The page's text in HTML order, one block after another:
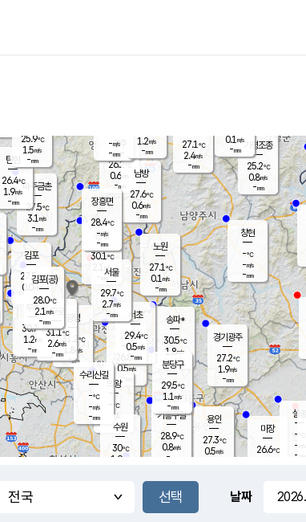
양주
26.2℃
0.6
-mm
과천
26.8℃
0.5m/s
- mm
-mm
용인
27.3℃
0.5m/s
경기광주
27.2℃
1.9m/s
-mm
파주금촌
27.5℃
3.1 m/s
-mm
가평조종
25.2℃
0.8m/s
-mm
27.1℃
2.4m/s
-mm
창현
-℃
-m/s
-mm
탄현
26.4℃
1.9m/s
-mm
0.1 m/s
-mm
마장
26.6℃
의왕
- ℃
m/s
mm
김포
27.5℃
0.0 m/s
mm
설봉
-
-m/s
- mm
광명
31.2 ℃
1.8 m/s
-mm
부천
30.7℃
1.2m/s
-mm
구로
31.1℃
2.6m/s
-mm
은평
30.1℃
2.1 m/s
- mm
노원
27.1℃
0.1 m/s
-mm
송파*
30.5℃
1.8m/s
-mm
서초
29.4℃
0.5m/s
-mm
남방
27.6℃
0.6m/s
-mm
기흥구갈
28.9℃
0.8m/s
-
수리산길
-℃
-m/s
-mm
분당구
29.5℃
1.1 m/s
-mm
장흥면
28.4℃
-m/s
-mm
-m/s
-mm
김포(공)
28.0℃
2.1 m/s
-mm
수원
30℃
1.9m/s
서울
29.7℃
2.7m/s
-mm
25.9℃
1.5m/s
-mm
1.2m/s
-mm
날짜